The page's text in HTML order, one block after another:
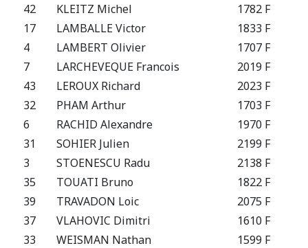
42
KLEITZ Michel 1782 F
17
LAMBALLE Victor 1833 F
4
LAMBERT Olivier 1707 F
7
LARCHEVEQUE Francois 2019 F
43
LEROUX Richard 2023 F
32
PHAM Arthur 1703 F
6
RACHID Alexandre 1970 F
31
SOHIER Julien 2199 F
3
STOENESCU Radu 2138 F
35
TOUATI Bruno 1822 F
39
TRAVADON Loic 2075 F
37
VLAHOVIC Dimitri 1610 F
33
WEISMAN Nathan 1599 F